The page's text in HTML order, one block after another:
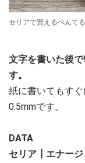
セリアで買えるぺんて
文字を書いた後
す。
紙に書いてもす
0.5mmです。
DATA
セリア┃エナージ